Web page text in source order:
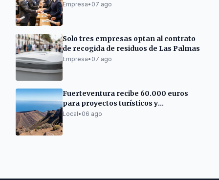
Empresa• 07 ago
Solo tres empresas optan al contrato
de recogida de residuos de Las Palmas
Empresa• 07 ago
Fuerteventura recibe 60.000 euros
para proyectos turísticos y
patrimoniales
Local• 06 ago